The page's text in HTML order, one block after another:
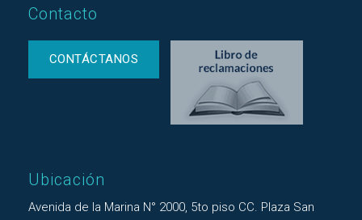
Contacto
CONTÁCTANOS
Ubicación
Avenida de la Marina N° 2000, 5to piso CC. Plaza San